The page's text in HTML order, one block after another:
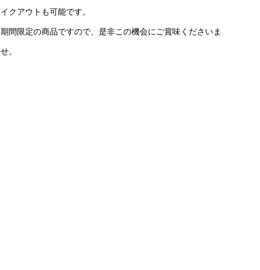
イクアウトも可能です。
期間限定の商品ですので、是非この機会にご賞味くださいま
せ。